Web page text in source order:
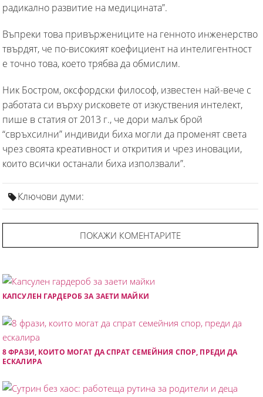
радикално развитие на медицината”.
Въпреки това привържениците на генното инженерство
твърдят, че по-високият коефициент на интелигентност
е точно това, което трябва да обмислим.
Ник Бостром, оксфордски философ, известен най-вече с
работата си върху рисковете от изкуствения интелект,
пише в статия от 2013 г., че дори малък брой
“свръхсилни” индивиди биха могли да променят света
чрез своята креативност и открития и чрез иновации,
които всички останали биха използвали”.
Ключови думи:
ПОКАЖИ КОМЕНТАРИТЕ
КАПСУЛЕН ГАРДЕРОБ ЗА ЗАЕТИ МАЙКИ
8 ФРАЗИ, КОИТО МОГАТ ДА СПРАТ СЕМЕЙНИЯ СПОР, ПРЕДИ ДА
ЕСКАЛИРА